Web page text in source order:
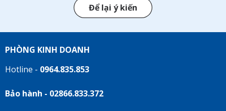
Để lại ý kiến
PHÒNG KINH DOANH
Hotline - 0964.835.853
Bảo hành - 02866.833.372